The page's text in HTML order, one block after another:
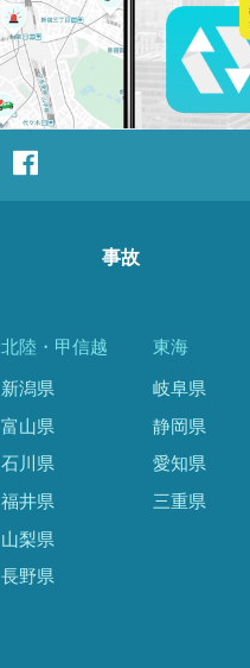
事故
北陸・甲信越
新潟県
富山県
石川県
福井県
山梨県
長野県
東海
岐阜県
静岡県
愛知県
三重県